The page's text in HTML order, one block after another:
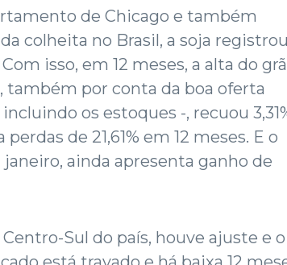
de Chicago e também
colheita no Brasil, a soja
isso, em 12 meses, a alta do
também por conta da boa oferta
os estoques -, recuou
de 21,61% em 12 meses. E o
janeiro, ainda apresenta ganho de
Sul do país, houve ajuste e